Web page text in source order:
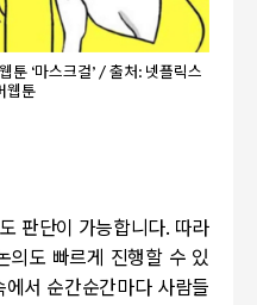
툰 ‘마스크걸’ / 출처: 넷플릭스
웹툰
판단이 가능합니다. 따라
의도 빠르게 진행할 수 있
서 순간순간마다 사람들